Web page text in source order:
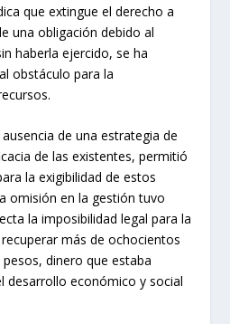
que extingue el derecho a
una obligación debido al
haberla ejercido, se ha
obstáculo para la
de una estrategia de
de las existentes, permitió
la exigibilidad de estos
omisión en la gestión tuvo
la imposibilidad legal para la
más de ochocientos
dinero que estaba
desarrollo económico y social